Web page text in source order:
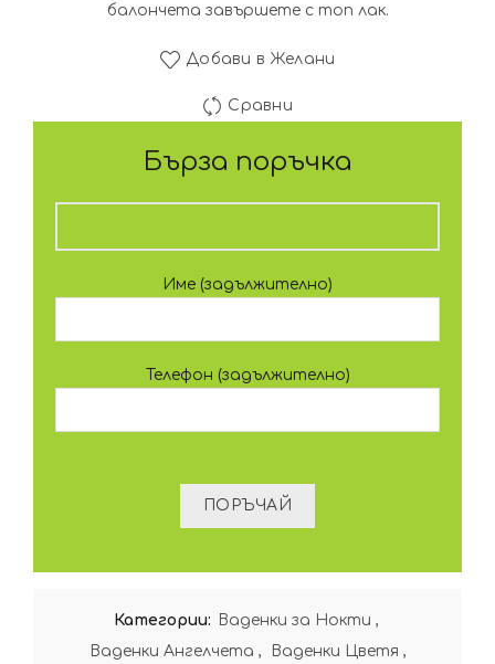
балончета завършете с топ лак.
Добави в Желани
Сравни
Бърза поръчка
Име (задължително)
Телефон (задължително)
Категории: Ваденки за Нокти ,
Ваденки Ангелчета , Ваденки Цветя ,